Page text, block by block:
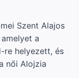
Szent Alajos
a
re helyezett, és
női Alojzia